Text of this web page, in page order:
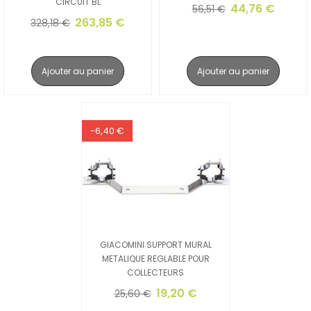
328,18 € 263,85 €
Ajouter au panier
56,51 € 44,76 €
Ajouter au panier
GIACOMINI SUPPORT MURAL
METALIQUE REGLABLE POUR
COLLECTEURS
25,60 € 19,20 €
-6,40 €